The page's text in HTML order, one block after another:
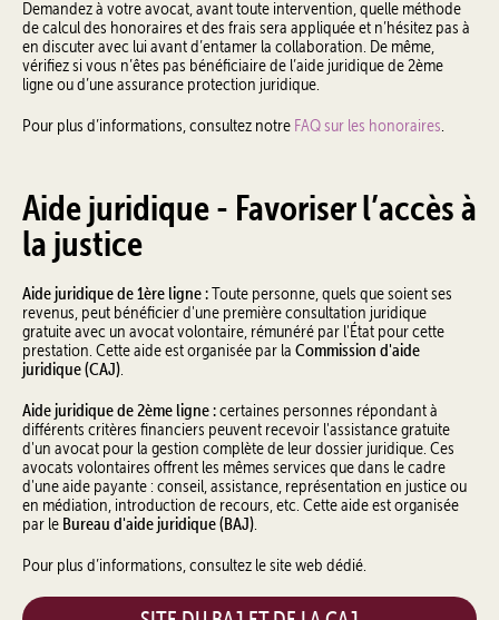
Demandez à votre avocat, avant toute intervention, quelle méthode
de calcul des honoraires et des frais sera appliquée et n’hésitez pas à
en discuter avec lui avant d’entamer la collaboration. De même,
vérifiez si vous n’êtes pas bénéficiaire de l’aide juridique de 2ème
ligne ou d’une assurance protection juridique.
Pour plus d’informations, consultez notre FAQ sur les honoraires.
Aide juridique - Favoriser l’accès à
la justice
Aide juridique de 1ère ligne :Toute personne, quels que soient ses
revenus, peut bénéficier d'une première consultation juridique
gratuite avec un avocat volontaire, rémunéré par l'État pour cette
prestation. Cette aide est organisée par la Commission d'aide
juridique (CAJ).
Aide juridique de 2ème ligne :certaines personnes répondant à
différents critères financiers peuvent recevoir l'assistance gratuite
d'un avocat pour la gestion complète de leur dossier juridique. Ces
avocats volontaires offrent les mêmes services que dans le cadre
d'une aide payante : conseil, assistance, représentation en justice ou
en médiation, introduction de recours, etc. Cette aide est organisée
par le Bureau d'aide juridique (BAJ).
Pour plus d’informations, consultez le site web dédié.